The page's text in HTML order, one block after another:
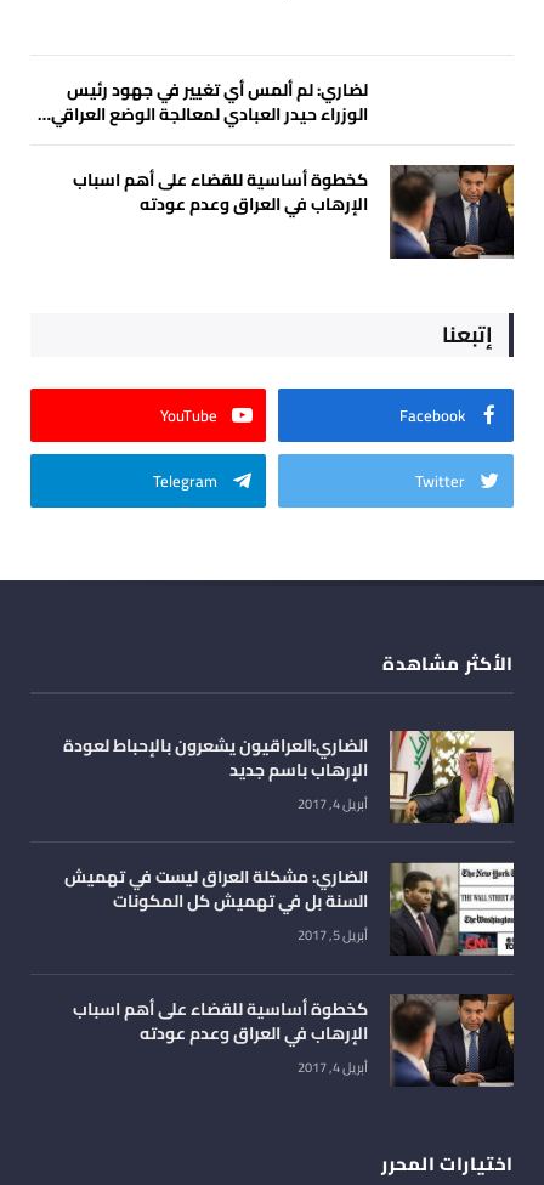
لضاري: لم ألمس أي تغيير في جهود رئيس
الوزراء حيدر العبادي لمعالجة الوضع العراقي…
كخطوة أساسية للقضاء على أهم اسباب
الإرهاب في العراق وعدم عودته
إتبعنا
Facebook
YouTube
Twitter
Telegram
الأكثر مشاهدة
الضاري:العراقيون يشعرون بالإحباط لعودة
الإرهاب باسم جديد
أبريل 4, 2017
الضاري: مشكلة العراق ليست في تهميش
السنة بل في تهميش كل المكونات
أبريل 5, 2017
كخطوة أساسية للقضاء على أهم اسباب
الإرهاب في العراق وعدم عودته
أبريل 4, 2017
اختيارات المحرر